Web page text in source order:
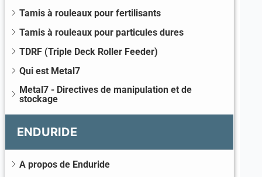
Tamis à rouleaux pour fertilisants
Tamis à rouleaux pour particules dures
TDRF (Triple Deck Roller Feeder)
Qui est Metal7
Metal7 - Directives de manipulation et de
stockage
ENDURIDE
A propos de Enduride